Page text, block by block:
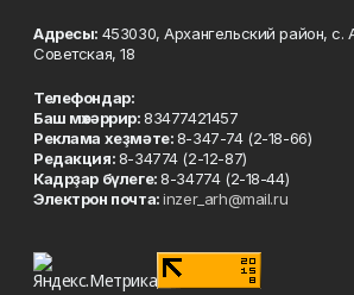
Адресы: 453030, Архангельский район, с.
Советская, 18
Телефондар:
Баш мөхәррир:83477421457
Реклама хеҙмәте:8-347-74 (2-18-66)
Редакция:8-34774 (2-12-87)
Кадрҙар бүлеге:8-34774 (2-18-44)
Электрон почта:inzer_arh@mail.ru